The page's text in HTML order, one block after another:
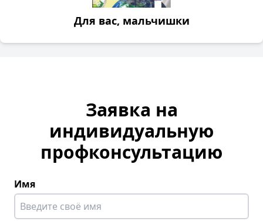
Для вас, мальчишки
Заявка на
индивидуальную
профконсультацию
Имя